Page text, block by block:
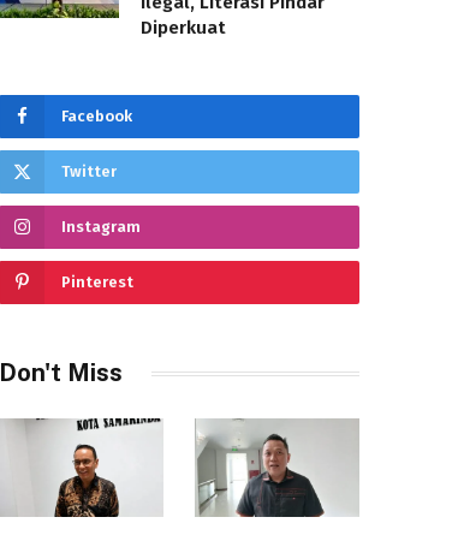
Diperkuat
Facebook
Twitter
Instagram
Pinterest
Don't Miss